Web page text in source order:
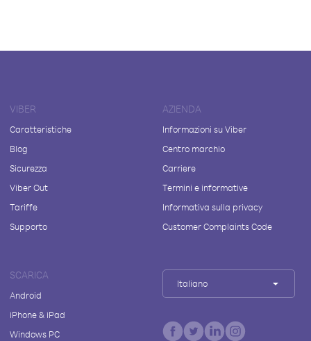
VIBER
Caratteristiche
Blog
Sicurezza
Viber Out
Tariffe
Supporto
AZIENDA
Informazioni su Viber
Centro marchio
Carriere
Termini e informative
Informativa sulla privacy
Customer Complaints Code
SCARICA
Android
iPhone & iPad
Windows PC
Italiano